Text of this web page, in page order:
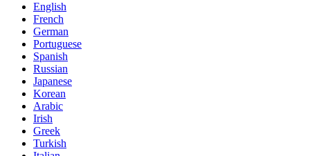
English
French
German
Portuguese
Spanish
Russian
Japanese
Korean
Arabic
Irish
Greek
Turkish